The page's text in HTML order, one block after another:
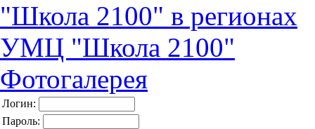
"Школа 2100" в регионах
УМЦ "Школа 2100"
Фотогалерея
Логин:
Пароль: